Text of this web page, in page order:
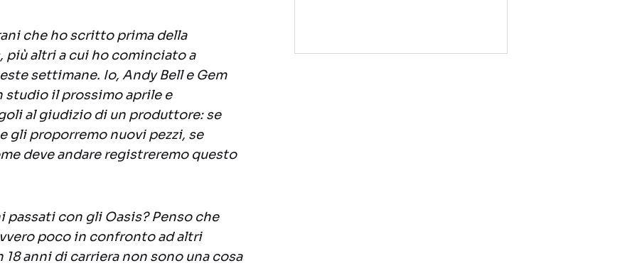
che ho scritto prima della
più altri a cui ho cominciato a
settimane. Io, Andy Bell e Gem
il prossimo aprile e
al giudizio di un produttore: se
gli proporremo nuovi pezzi, se
deve andare registreremo questo
passati con gli Oasis? Penso che
poco in confronto ad altri
anni di carriera non sono una cosa